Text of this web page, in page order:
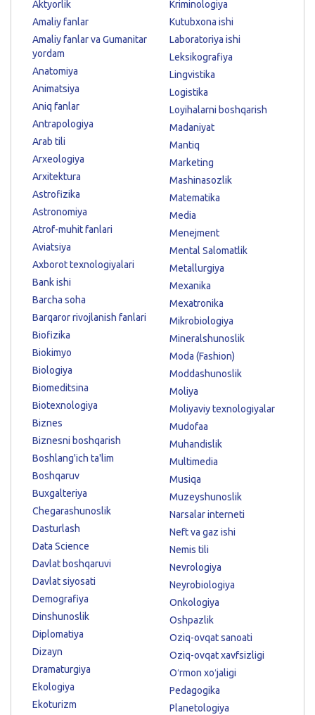
Aktyorlik
Amaliy fanlar
Amaliy fanlar va Gumanitar
yordam
Anatomiya
Animatsiya
Aniq fanlar
Antrapologiya
Arab tili
Arxeologiya
Arxitektura
Astrofizika
Astronomiya
Atrof-muhit fanlari
Aviatsiya
Axborot texnologiyalari
Bank ishi
Barcha soha
Barqaror rivojlanish fanlari
Biofizika
Biokimyo
Biologiya
Biomeditsina
Biotexnologiya
Biznes
Biznesni boshqarish
Boshlang'ich ta'lim
Boshqaruv
Buxgalteriya
Chegarashunoslik
Dasturlash
Data Science
Davlat boshqaruvi
Davlat siyosati
Demografiya
Dinshunoslik
Diplomatiya
Dizayn
Dramaturgiya
Ekologiya
Ekoturizm
Kriminologiya
Kutubxona ishi
Laboratoriya ishi
Leksikografiya
Lingvistika
Logistika
Loyihalarni boshqarish
Madaniyat
Mantiq
Marketing
Mashinasozlik
Matematika
Media
Menejment
Mental Salomatlik
Metallurgiya
Mexanika
Mexatronika
Mikrobiologiya
Mineralshunoslik
Moda (Fashion)
Moddashunoslik
Moliya
Moliyaviy texnologiyalar
Mudofaa
Muhandislik
Multimedia
Musiqa
Muzeyshunoslik
Narsalar interneti
Neft va gaz ishi
Nemis tili
Nevrologiya
Neyrobiologiya
Onkologiya
Oshpazlik
Oziq-ovqat sanoati
Oziq-ovqat xavfsizligi
Oʻrmon xoʻjaligi
Pedagogika
Planetologiya